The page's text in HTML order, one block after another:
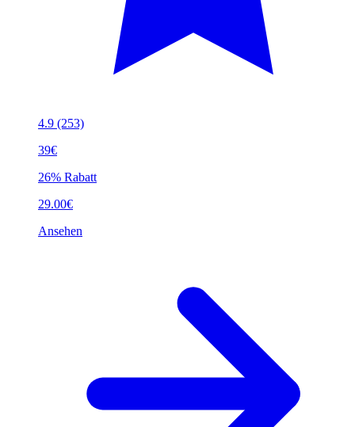
4.9 (253)
39€
26% Rabatt
29.00€
Ansehen